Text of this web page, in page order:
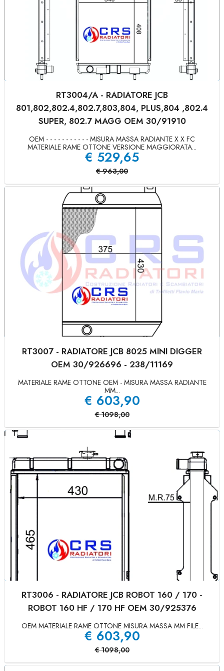
RT3004/A - RADIATORE JCB
801,802,802.4,802.7,803,804, PLUS,804 ,802.4
SUPER, 802.7 MAGG OEM 30/91910
OEM - - - - - - - - - - - MISURA MASSA RADIANTE X X FC
MATERIALE RAME OTTONE VERSIONE MAGGIORATA...
€ 529,65
€ 963,00
RT3007 - RADIATORE JCB 8025 MINI DIGGER
OEM 30/926696 - 238/11169
MATERIALE RAME OTTONE OEM - MISURA MASSA RADIANTE
MM...
€ 603,90
€ 1098,00
RT3006 - RADIATORE JCB ROBOT 160 / 170 -
ROBOT 160 HF / 170 HF OEM 30/925376
OEM MATERIALE RAME OTTONE MISURA MASSA MM FILE...
€ 603,90
€ 1098,00